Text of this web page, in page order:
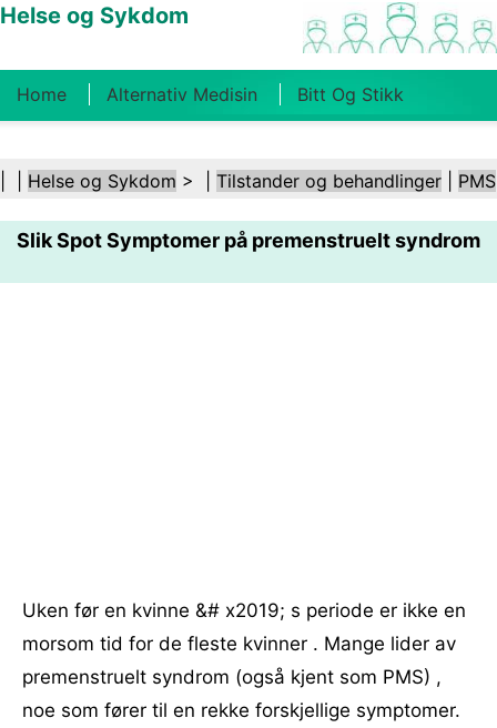
Helse og Sykdom
Home Alternativ Medisin Bitt Og Stikk
Kosthold Og Ernæring Familiehelse
Helsebransjen Psykisk Helse Folkehelse Og
Sikkerhet Kirurgi Og Prosedyrer Helse
Helse og Sykdom > | Tilstander og behandlinger PMS
Slik Spot Symptomer på premenstruelt syndrom
Uken før en kvinne &# x2019; s periode er ikke en
morsom tid for de fleste kvinner . Mange lider av
premenstruelt syndrom (også kjent som PMS) ,
noe som fører til en rekke forskjellige symptomer.